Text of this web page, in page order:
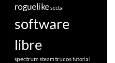
roguelikesecta
software
libre
spectrumsteamtrucostutorial